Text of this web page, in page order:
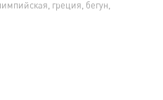
греция, бегун,